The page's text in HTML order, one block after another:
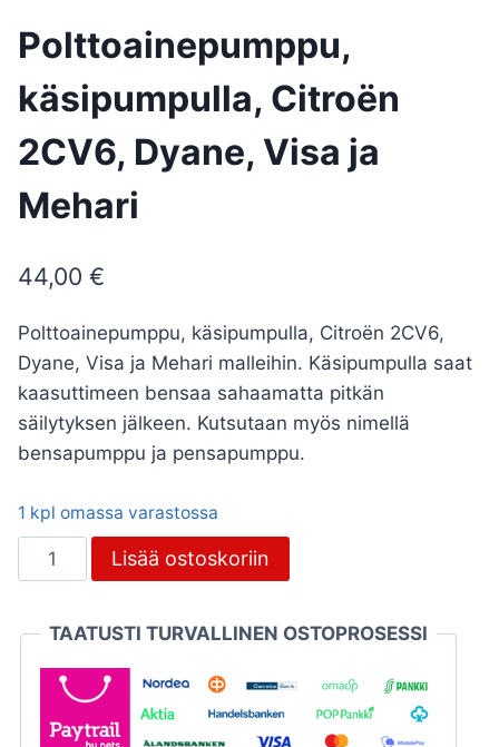
Polttoainepumppu,
käsipumpulla, Citroën
2CV6, Dyane, Visa ja
Mehari
44,00 €
Polttoainepumppu, käsipumpulla, Citroën 2CV6,
Dyane, Visa ja Mehari malleihin. Käsipumpulla saat
kaasuttimeen bensaa sahaamatta pitkän
säilytyksen jälkeen. Kutsutaan myös nimellä
bensapumppu ja pensapumppu.
1 kpl omassa varastossa
Polttoainepumppu,
käsipumpulla,
2CV6,
Dyane,
Lisää ostoskoriin
TAATUSTI TURVALLINEN OSTOPROSESSI